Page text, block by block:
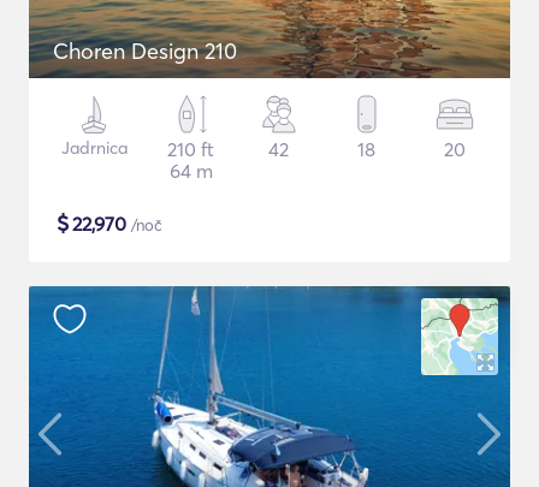
Choren Design 210
Jadrnica
210 ft
64 m
42 18 20
$22,970 /noč